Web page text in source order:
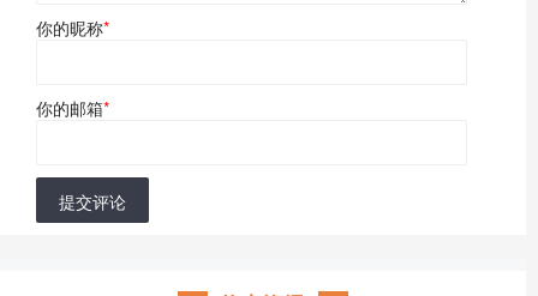
你的昵称*
你的邮箱*
提交评论